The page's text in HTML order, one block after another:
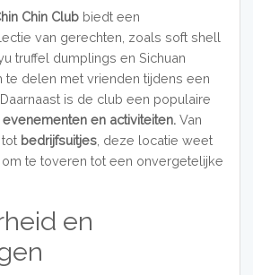
Chin Clubbiedt een
van gerechten, zoals soft shell
truffel dumplings en Sichuan
te delen met vrienden tijdens een
is de club een populaire
evenementen en activiteiten.Van
bedrijfsuitjes, deze locatie weet
te toveren tot een onvergetelijke
en